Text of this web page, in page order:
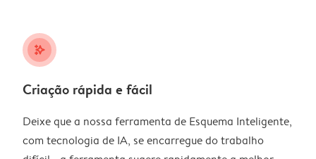
stars_plus
Criação rápida e fácil
Deixe que a nossa ferramenta de Esquema Inteligente,
com tecnologia de IA, se encarregue do trabalho